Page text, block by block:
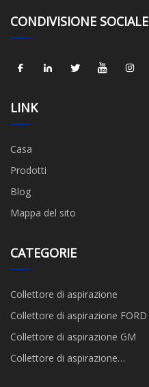
CONDIVISIONE SOCIALE
LINK
Casa
Prodotti
Blog
Mappa del sito
CATEGORIE
Collettore di aspirazione
Collettore di aspirazione FORD
Collettore di aspirazione GM
Collettore di aspirazione